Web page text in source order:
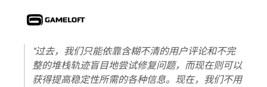
"过去，我们只能依靠含糊不清的用户评论和不完
整的堆栈轨迹盲目地尝试修复问题，而现在则可以
获得提高稳定性所需的各种信息。现在，我们不用